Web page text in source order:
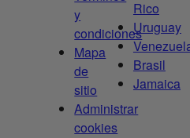
y
condiciones
Mapa
de
sitio
Administrar
cookies
Rico
Uruguay
Brasil
Jamaica